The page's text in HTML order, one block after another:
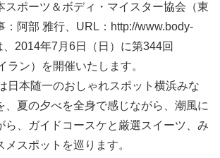
スポーツ＆ボディ・マイスター協会（東
：阿部 雅行、URL：http://www.body-
、2014年7月6日（日）に第344回
ラン）を開催いたします。
日本随一のおしゃれスポット横浜みな
、夏の夕べを全身で感じながら、潮風に
ら、ガイドコースケと厳選スイーツ、み
スポットを巡ります。